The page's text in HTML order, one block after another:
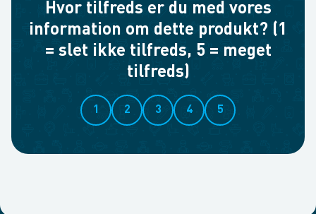
Hvor tilfreds er du med vores
information om dette produkt? (1
= slet ikke tilfreds, 5 = meget
tilfreds)
1 2 3 4 5